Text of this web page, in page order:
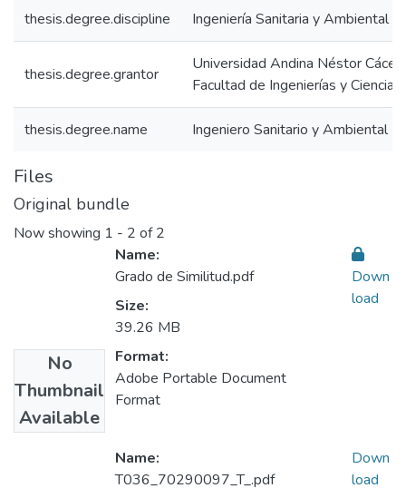
thesis.degree.discipline Ingeniería Sanitaria y Ambiental
thesis.degree.grantor
Universidad Andina Néstor
Facultad de Ingenierías y Ciencias
thesis.degree.name Ingeniero Sanitario y Ambiental
Files
Original bundle
Now showing 1 - 2 of 2
No
Thumbnail
Available
Name:
Grado de Similitud.pdf
Size:
39.26 MB
Format:
Adobe Portable Document
Format
Down
load
Name:
T036_70290097_T_.pdf
Down
load